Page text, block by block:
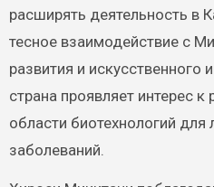
расширять деятельность в
тесное взаимодействие с
развития и искусственного
страна проявляет интерес
области биотехнологий для
заболеваний.